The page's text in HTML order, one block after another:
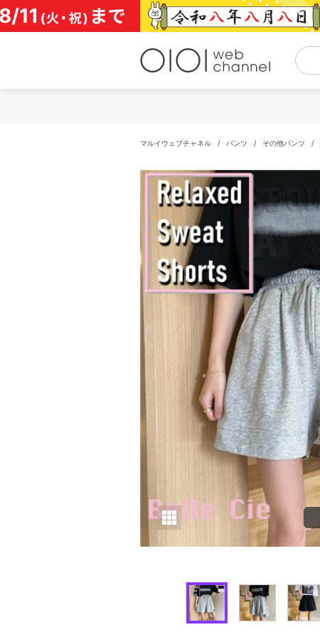
コ
ン
テ
マルイウェブチャネル / パンツ / その他パンツ /